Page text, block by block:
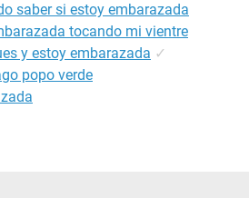
saber si estoy embarazada
tocando mi vientre
y estoy embarazada ✓
popo verde